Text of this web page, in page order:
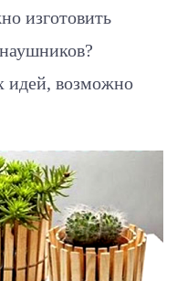
изготовить
идей, возможно